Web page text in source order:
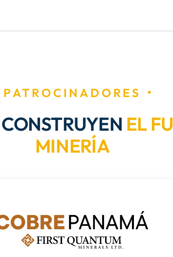
PATROCINADORES
EL
MINERÍA